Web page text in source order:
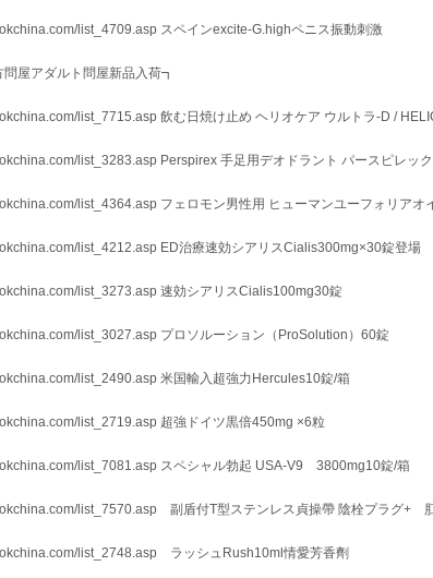
list_4709.asp スペインexcite-G.highペニス振動刺激
問屋アダルト問屋新品入荷┓
list_7715.asp 飲む日焼け止め ヘリオケア ウルトラ-D /
list_3283.asp Perspirex 手足用デオドラント パースピレッ
list_4364.asp フェロモン男性用 ヒューマンユーフォリアオ
list_4212.asp ED治療速効シアリスCialis300mg×30錠登場
list_3273.asp 速効シアリスCialis100mg30錠
list_3027.asp プロソルーション（ProSolution）60錠
list_2490.asp 米国輸入超強力Hercules10錠/箱
list_2719.asp 超強ドイツ黒倍450mg ×6粒
list_7081.asp スペシャル勃起 USA-V9 3800mg10錠/箱
list_7570.asp 副盾付T型ステンレス貞操帶 陰栓プラグ+
list_2748.asp ラッシュRush10ml情愛芳香劑